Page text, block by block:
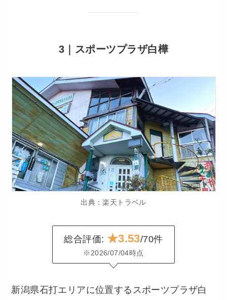
3｜スポーツプラザ白樺
出典：楽天トラベル
総合評価: ★3.53/70件
※2026/07/04時点
新潟県石打エリアに位置するスポーツプラザ白